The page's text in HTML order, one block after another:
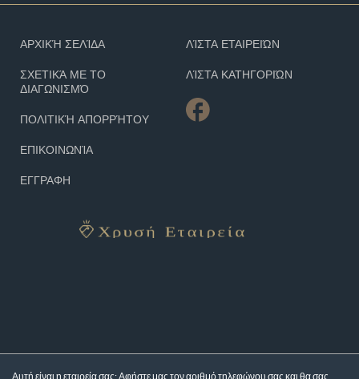
Αυτή είναι η εταιρεία σας; Αφήστε μας τον αριθμό τηλεφώνου σας και θα σας
ΑΡΧΙΚΉ ΣΕΛΊΔΑ
ΣΧΕΤΙΚΆ ΜΕ ΤΟ
ΔΙΑΓΩΝΙΣΜΌ
ΠΟΛΙΤΙΚΉ ΑΠΟΡΡΉΤΟΥ
ΕΠΙΚΟΙΝΩΝΊΑ
ΕΓΓΡΑΦΗ
ΛΊΣΤΑ ΕΤΑΙΡΕΙΏΝ
ΛΊΣΤΑ ΚΑΤΗΓΟΡΙΏΝ